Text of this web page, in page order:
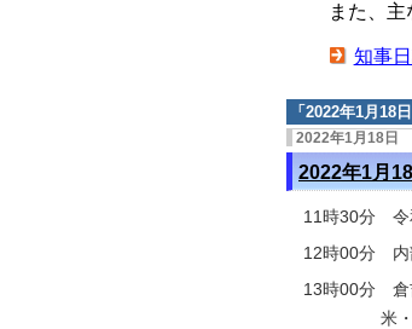
また、主
知事
「 2022年1月18日
2022年1月18日
2022年1月18
11時30分 令
12時00分 内
13時00分 倉
米・食味